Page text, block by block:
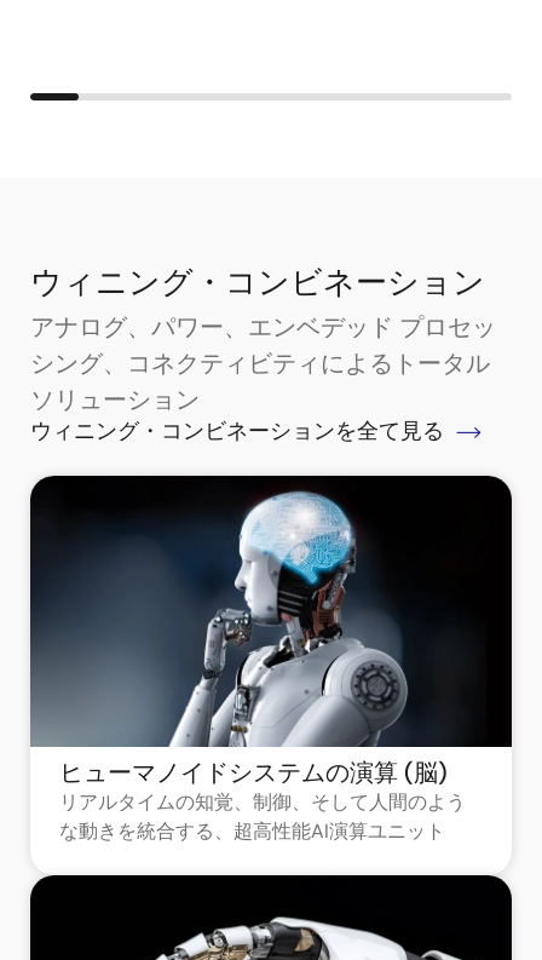
ウィニング・コンビネーション
アナログ、パワー、エンベデッド プロセッ
シング、コネクティビティによるトータル
ソリューション
ウィニング・コンビネーションを全て見る
ヒューマノイドシステムの演算 (脳)
リアルタイムの知覚、制御、そして人間のよう
な動きを統合する、超高性能AI演算ユニット